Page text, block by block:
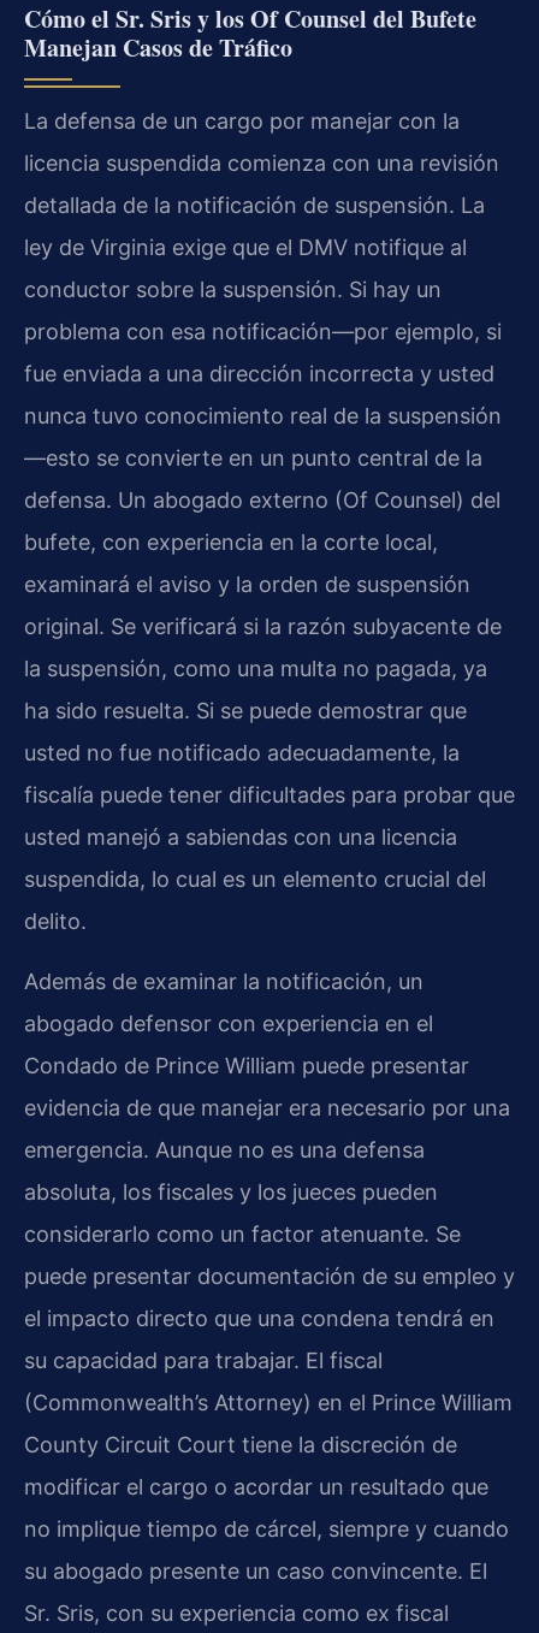
Cómo el Sr. Sris y los Of Counsel del Bufete
Manejan Casos de Tráfico
La defensa de un cargo por manejar con la
licencia suspendida comienza con una revisión
detallada de la notificación de suspensión. La
ley de Virginia exige que el DMV notifique al
conductor sobre la suspensión. Si hay un
problema con esa notificación—por ejemplo, si
fue enviada a una dirección incorrecta y usted
nunca tuvo conocimiento real de la suspensión
—esto se convierte en un punto central de la
defensa. Un abogado externo (Of Counsel) del
bufete, con experiencia en la corte local,
examinará el aviso y la orden de suspensión
original. Se verificará si la razón subyacente de
la suspensión, como una multa no pagada, ya
ha sido resuelta. Si se puede demostrar que
usted no fue notificado adecuadamente, la
fiscalía puede tener dificultades para probar que
usted manejó a sabiendas con una licencia
suspendida, lo cual es un elemento crucial del
delito.
Además de examinar la notificación, un
abogado defensor con experiencia en el
Condado de Prince William puede presentar
evidencia de que manejar era necesario por una
emergencia. Aunque no es una defensa
absoluta, los fiscales y los jueces pueden
considerarlo como un factor atenuante. Se
puede presentar documentación de su empleo y
el impacto directo que una condena tendrá en
su capacidad para trabajar. El fiscal
(Commonwealth’s Attorney) en el Prince William
County Circuit Court tiene la discreción de
modificar el cargo o acordar un resultado que
no implique tiempo de cárcel, siempre y cuando
su abogado presente un caso convincente. El
Sr. Sris, con su experiencia como ex fiscal